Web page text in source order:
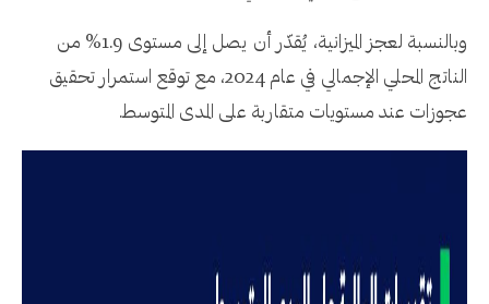
وبالنسبة لعجز الميزانية، يُقدّر أن يصل إلى مستوى 1.9% من
الناتج المحلي الإجمالي في عام 2024، مع توقع استمرار تحقيق
عجوزات عند مستويات متقاربة على المدى المتوسط.